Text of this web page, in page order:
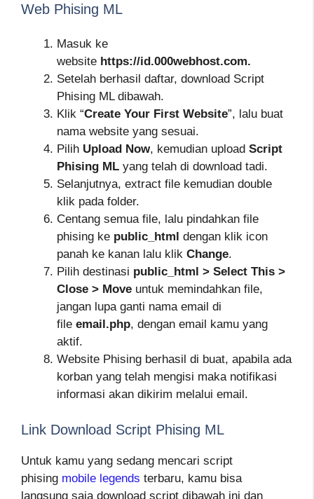
Web Phising ML
Masuk ke
website https://id.000webhost.com.
Setelah berhasil daftar, download Script
Phising ML dibawah.
Klik “Create Your First Website”, lalu buat
nama website yang sesuai.
Pilih Upload Now, kemudian upload Script
Phising ML yang telah di download tadi.
Selanjutnya, extract file kemudian double
klik pada folder.
Centang semua file, lalu pindahkan file
phising ke public_html dengan klik icon
panah ke kanan lalu klik Change.
Pilih destinasi public_html > Select This >
Close > Move untuk memindahkan file,
jangan lupa ganti nama email di
file email.php, dengan email kamu yang
aktif.
Website Phising berhasil di buat, apabila ada
korban yang telah mengisi maka notifikasi
informasi akan dikirim melalui email.
Link Download Script Phising ML
Untuk kamu yang sedang mencari script
phising mobile legends terbaru, kamu bisa
langsung saja download script dibawah ini dan